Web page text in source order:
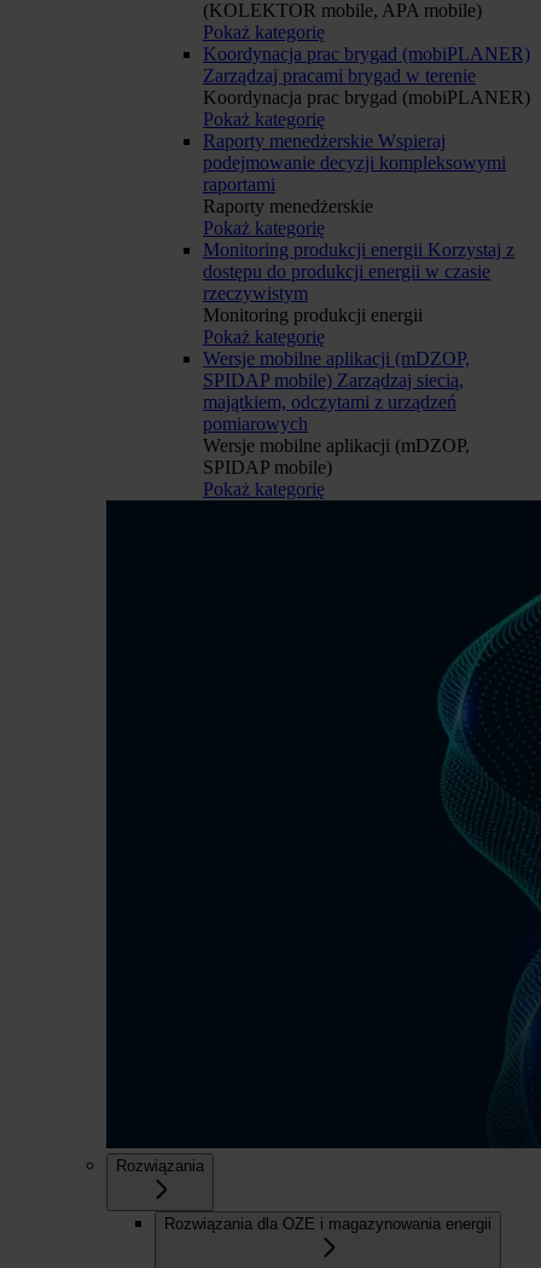
(KOLEKTOR mobile, APA mobile)
Pokaż kategorię
Koordynacja prac brygad (mobiPLANER)
Zarządzaj pracami brygad w terenie
Koordynacja prac brygad (mobiPLANER)
Pokaż kategorię
Raporty menedżerskie Wspieraj
podejmowanie decyzji kompleksowymi
raportami
Raporty menedżerskie
Pokaż kategorię
Monitoring produkcji energii Korzystaj z
dostępu do produkcji energii w czasie
rzeczywistym
Monitoring produkcji energii
Pokaż kategorię
Wersje mobilne aplikacji (mDZOP,
SPIDAP mobile) Zarządzaj siecią,
majątkiem, odczytami z urządzeń
pomiarowych
Wersje mobilne aplikacji (mDZOP,
SPIDAP mobile)
Pokaż kategorię
Rozwiązania
Rozwiązania dla OZE i magazynowania energii